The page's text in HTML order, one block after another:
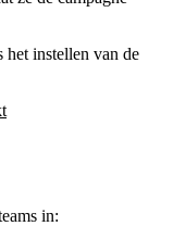
het instellen van de
in: